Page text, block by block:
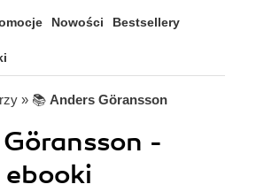
Nowości Bestsellery
» 📚 Anders Göransson
-
ebooki